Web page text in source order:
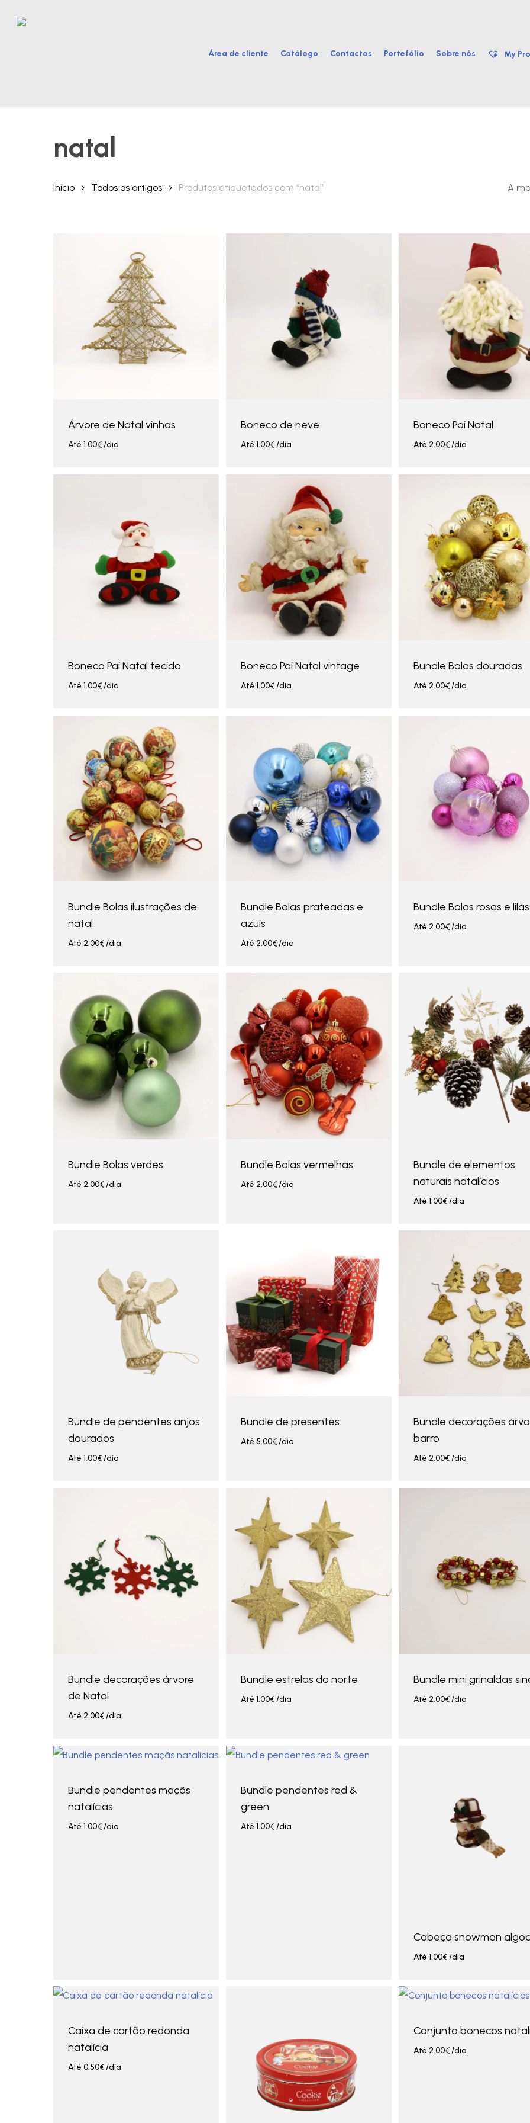
Área de cliente Catálogo Contactos Portefólio Sobre nós My
natal
A
Início Todos os artigos Produtos etiquetados com “natal”
Árvore de Natal vinhas
Até 1.00€/dia
Boneco de neve
Até 1.00€/dia
Boneco Pai Natal
Até 2.00€/dia
Boneco Pai Natal tecido
Até 1.00€/dia
Boneco Pai Natal vintage
Até 1.00€/dia
Bundle Bolas douradas
Até 2.00€/dia
Bundle Bolas ilustrações de
natal
Até 2.00€/dia
Bundle Bolas prateadas e
azuis
Até 2.00€/dia
Bundle Bolas rosas e lilás
Até 2.00€/dia
Bundle Bolas verdes
Até 2.00€/dia
Bundle Bolas vermelhas
Até 2.00€/dia
Bundle de elementos
naturais natalícios
Até 1.00€/dia
Bundle de pendentes anjos
dourados
Até 1.00€/dia
Bundle de presentes
Até 5.00€/dia
Bundle decorações
barro
Até 2.00€/dia
Bundle decorações árvore
de Natal
Até 2.00€/dia
Bundle estrelas do norte
Até 1.00€/dia
Bundle mini grinaldas
Até 2.00€/dia
Bundle pendentes maçãs
natalícias
Até 1.00€/dia
Bundle pendentes red &
green
Até 1.00€/dia
Cabeça snowman
Até 1.00€/dia
Caixa de cartão redonda
natalícia
Até 0.50€/dia
Conjunto bonecos
Até 2.00€/dia